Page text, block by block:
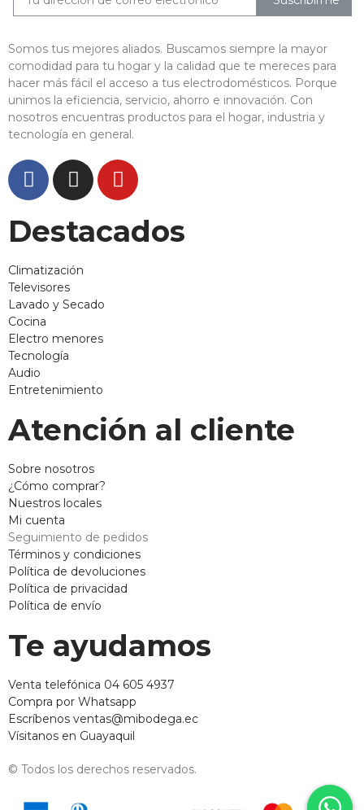
Somos tus mejores aliados. Buscamos siempre la mayor
comodidad para tu hogar y la calidad que te mereces para
hacer más fácil el acceso a tus electrodomésticos. Porque
unimos la eficiencia, servicio, ahorro e innovación. Con
nosotros encuentras productos para el hogar, industria y
tecnología en general.
Destacados
Climatización
Televisores
Lavado y Secado
Cocina
Electro menores
Tecnología
Audio
Entretenimiento
Atención al cliente
Sobre nosotros
¿Cómo comprar?
Nuestros locales
Mi cuenta
Seguimiento de pedidos
Términos y condiciones
Política de devoluciones
Política de privacidad
Política de envío
Te ayudamos
Venta telefónica 04 605 4937
Compra por Whatsapp
Escríbenos ventas@mibodega.ec
Vísitanos en Guayaquil
© Todos los derechos reservados.